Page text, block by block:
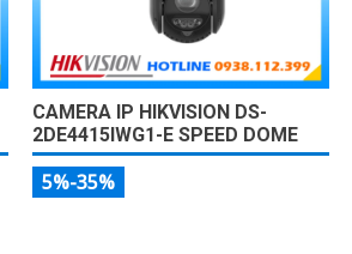
CAMERA IP HIKVISION DS-
2DE4415IWG1-E SPEED DOME
5%-35%